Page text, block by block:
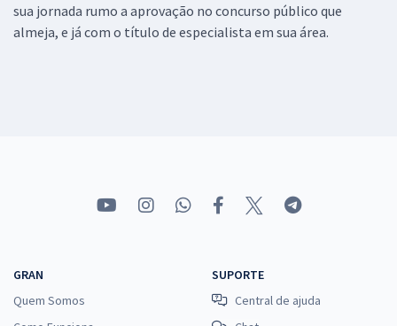
sua jornada rumo a aprovação no concurso público que
almeja, e já com o título de especialista em sua área.
GRAN
Quem Somos
SUPORTE
Central de ajuda